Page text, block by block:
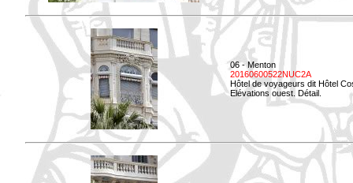
06 - Menton
20160600522NUC2A
Hôtel de voyageurs dit Hôtel
Elévations ouest. Détail.